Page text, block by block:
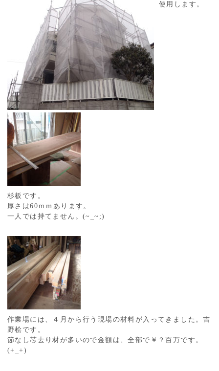
使用します。
杉板です。
厚さは60ｍｍあります。
一人では持てません。(~_~;)
作業場には、４月から行う現場の材料が入ってきました。吉
野桧です。
節なし芯去り材が多いので金額は、全部で￥？百万です。
(+_+)